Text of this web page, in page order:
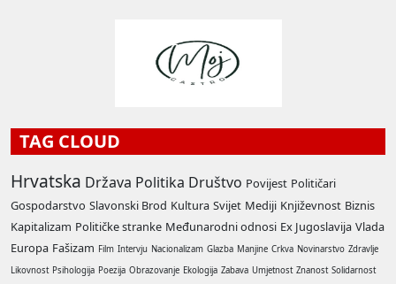
TAG CLOUD
Hrvatska Država Politika Društvo Povijest Političari
Gospodarstvo Slavonski Brod Kultura Svijet Mediji Književnost Biznis
Kapitalizam Političke stranke Međunarodni odnosi Ex Jugoslavija Vlada
Europa Fašizam Film Intervju Nacionalizam Glazba Manjine Crkva Novinarstvo Zdravlje
Likovnost Psihologija Poezija Obrazovanje Ekologija Zabava Umjetnost Znanost Solidarnost